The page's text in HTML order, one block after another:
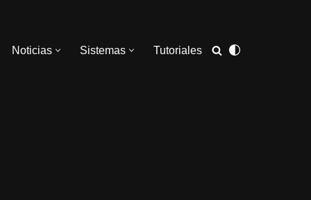
Noticias Sistemas Tutoriales